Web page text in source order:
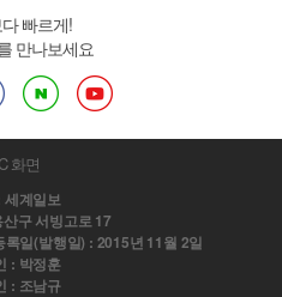
빠르게!
만나보세요
화면
세계일보
구 서빙고로 17
일(발행일) : 2015년 11월 2일
: 박정훈
: 조남규